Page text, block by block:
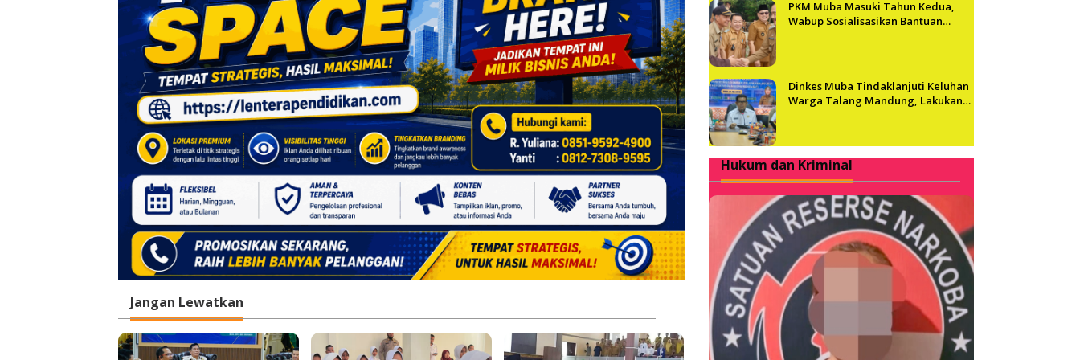
o
s
Jangan Lewatkan
PKM Muba Masuki Tahun Kedua,
Wabup Sosialisasikan Bantuan
Dinkes Muba Tindaklanjuti Keluhan
Warga Talang Mandung, Lakukan
Hukum dan Kriminal